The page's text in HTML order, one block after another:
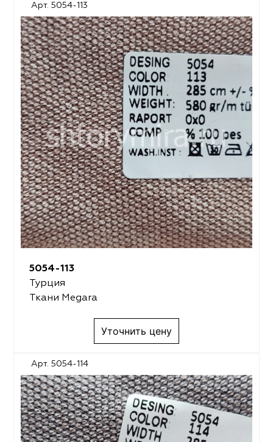
Арт. 5054-113
5054-113
Турция
Ткани Megara
Уточнить цену
Арт. 5054-114